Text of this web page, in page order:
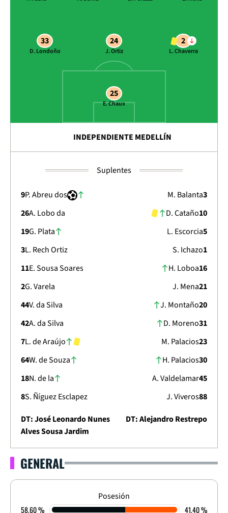
25
E. Chaux
2
L. Chaverra
24
J. Ortiz
33
D. Londoño
INDEPENDIENTE MEDELLÍN
Suplentes
9P. Abreu dos
26A. Lobo da
19G. Plata
3L. Rech Ortiz
11E. Sousa Soares
2G. Varela
44V. da Silva
42A. da Silva
7L. de Araújo
64W. de Souza
18N. de la
8S. Ñíguez Esclapez
3
M. Balanta
10
D. Cataño
5
L. Escorcia
1
S. Ichazo
16
H. Loboa
21
J. Mena
20
J. Montaño
31
D. Moreno
23
M. Palacios
30
H. Palacios
45
A. Valdelamar
88
J. Viveros
DT: José Leonardo Nunes
Alves Sousa Jardim
DT: Alejandro Restrepo
ETAPA DE GRUPOS - FECHA 2
4-1
GENERAL
Posesión
58.60 % 41.40 %